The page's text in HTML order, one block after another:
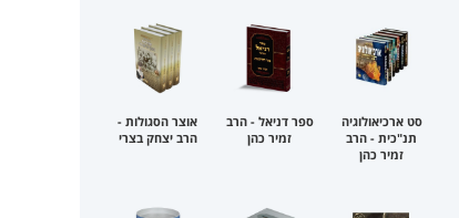
סט ארכיאולוגיה
תנ"כית - הרב
זמיר כהן
ספר דניאל - הרב
זמיר כהן
אוצר הסגולות -
הרב יצחק בצרי